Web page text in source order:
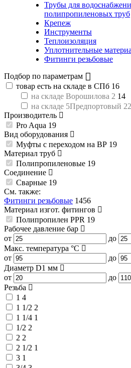
Трубы для
полипропиленовых труб
Крепеж
Инструменты
Теплоизоляция
Уплотнительные
Фитинги резьбовые
Подбор по параметрам
товар есть на складе в СПб 16
на складе Ворошилова 2 14
на складе 5Предпортовый 22
Производитель
Pro Aqua 19
Вид оборудования
Муфты с переходом на ВР 19
Материал труб
Полипропиленовые 19
Соединение
Сварные 19
См. также:
Фитинги резьбовые 1456
Материал изгот. фитингов
Полипропилен PPR 19
Рабочее давление бар
от
до
Макс. температура °C
от
до
Диаметр D1 мм
от
до
Резьба
1 4
1 1/2 2
1 1/4 1
1/2 2
2 2
2 1/2 1
3 1